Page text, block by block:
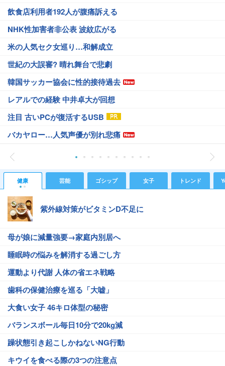
飲食店利用者192人が腹痛訴える
NHK性加害者非公表 波紋広がる
米の人気セク女巡り…和解成立
世紀の大誤審? 晴れ舞台で悲劇
韓国サッカー協会に性的接待過去
レアルでの経験 中井卓大が回想
注目 古いPCが復活するUSB
バカヤロー…人気声優が別れ悲痛
健康 芸能 ゴシップ 女子 トレンド
紫外線対策がビタミンD不足に
母が娘に減量強要→家庭内別居へ
睡眠時の悩みを解消する過ごし方
運動より代謝 人体の省エネ戦略
歯科の保健治療を巡る「大嘘」
大食い女子 46キロ体型の秘密
バランスボール毎日10分で20kg減
躁状態引き起こしかねないNG行動
キウイを食べる際の3つの注意点